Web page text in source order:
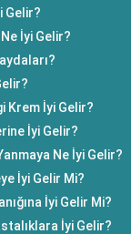
Gelir?
İyi Gelir?
Krem İyi Gelir?
İyi Gelir?
Ne İyi Gelir?
İyi Gelir Mi?
İyi Gelir Mi?
İyi Gelir?